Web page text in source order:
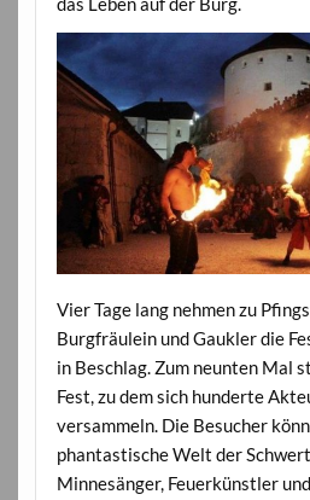
Vier Tage lang nehmen zu
Burgfräulein und Gaukler die
in Beschlag. Zum neunten Mal
Fest, zu dem sich hunderte
versammeln. Die Besucher
phantastische Welt der
Minnesänger, Feuerkünstler